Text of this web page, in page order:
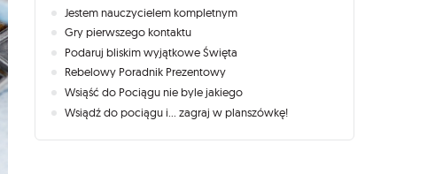
Jestem nauczycielem kompletnym
Gry pierwszego kontaktu
Podaruj bliskim wyjątkowe Święta
Rebelowy Poradnik Prezentowy
Wsiąść do Pociągu nie byle jakiego
Wsiądź do pociągu i... zagraj w planszówkę!